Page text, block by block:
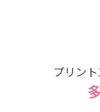
プリン